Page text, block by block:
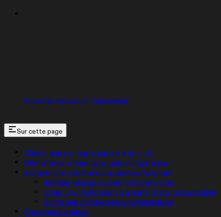
Importer depuis un fournisseur
Sur cette page
Utiliser une compétence dans le chat
Démarrer un projet avec une compétence
Installer une compétence dans votre projet
Installer depuis le volet Compétences
Créer une compétence à partir d’une conversation
Écrire une compétence personnalisée
Prochaines étapes